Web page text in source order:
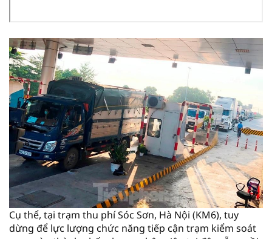
Cụ thể, tại trạm thu phí Sóc Sơn, Hà Nội (KM6), tuy
dừng để lực lượng chức năng tiếp cận trạm kiểm soát